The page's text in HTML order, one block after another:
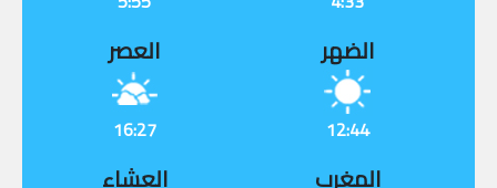
الضهر
12:44
العصر
16:27
المغرب العشاء